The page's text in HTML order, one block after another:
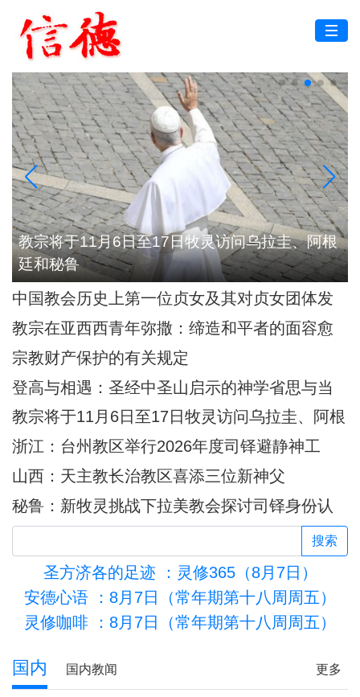
教宗将于11月6日至17日牧灵访问乌拉圭、阿根
廷和秘鲁
中国教会历史上第一位贞女及其对贞女团体发
展的深远影响
教宗在亚西西青年弥撒：缔造和平者的面容愈
加肖似基督
宗教财产保护的有关规定
登高与相遇：圣经中圣山启示的神学省思与当
代意义
教宗将于11月6日至17日牧灵访问乌拉圭、阿根
廷和秘鲁
浙江：台州教区举行2026年度司铎避静神工
山西：天主教长治教区喜添三位新神父
秘鲁：新牧灵挑战下拉美教会探讨司铎身份认
同
搜索
圣方济各的足迹 ：灵修365（8月7日）
安德心语 ：8月7日（常年期第十八周周五）
灵修咖啡 ：8月7日（常年期第十八周周五）
更多
国内 国内教闻